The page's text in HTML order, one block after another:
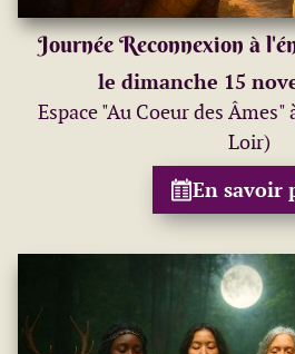
Journée Reconnexion à
le dimanche 15
Espace "Au Coeur des
Loir)
En savoir